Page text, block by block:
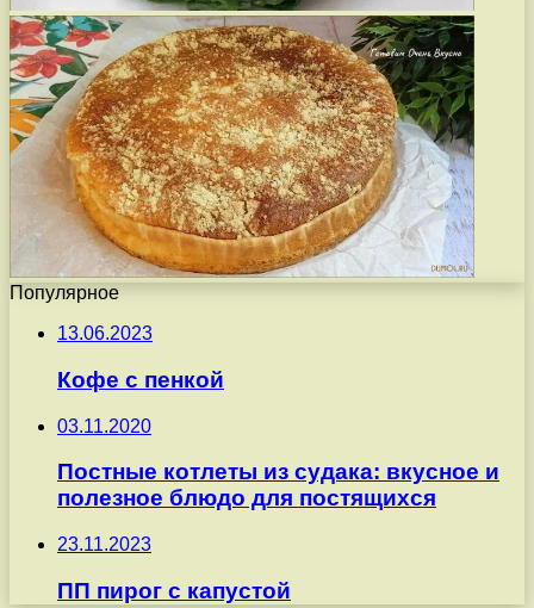
Популярное
13.06.2023
Кофе с пенкой
03.11.2020
Постные котлеты из судака: вкусное и
полезное блюдо для постящихся
23.11.2023
ПП пирог с капустой